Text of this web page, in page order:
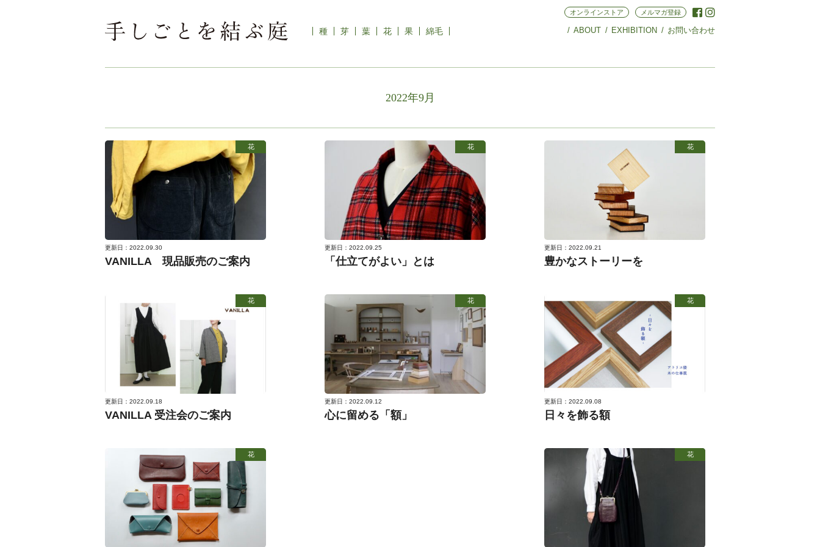
種 芽 葉 花 果 綿毛 ABOUT EXHIBITION お問い合わせ
オンラインストア メルマガ登録
2022年9月
花
更新日：2022.09.30
VANILLA 現品販売のご案内
花
更新日：2022.09.25
「仕立てがよい」とは
花
更新日：2022.09.21
豊かなストーリーを
花
更新日：2022.09.18
VANILLA 受注会のご案内
花
更新日：2022.09.12
心に留める「額」
花
更新日：2022.09.08
日々を飾る額
花 花